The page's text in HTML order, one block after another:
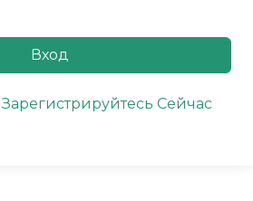
Вход
Зарегистрируйтесь Сейчас